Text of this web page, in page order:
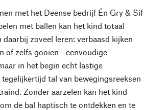
met het Deense bedrijf Én Gry & Sif
met ballen kan het kind totaal
zoveel leren: verbaasd kijken
of zelfs gooien - eenvoudige
in het begin echt lastige
tal van bewegingsreeksen
Zonder aarzelen kan het kind
de bal haptisch te ontdekken en te